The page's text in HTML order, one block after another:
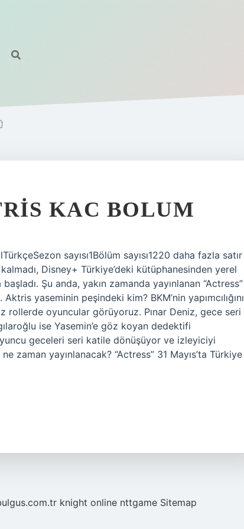
KAC BOLUM
sayısı1Bölüm sayısı1220 daha fazla satır
Disney+ Türkiye’deki kütüphanesinden yerel
Şu anda, yakın zamanda yayınlanan “Actress”
yaseminin peşindeki kim? BKM’nin yapımcılığını
oyuncular görüyoruz. Pınar Deniz, gece seri
ise Yasemin’e göz koyan dedektifi
geceleri seri katile dönüşüyor ve izleyiciyi
zaman yayınlanacak? “Actress” 31 Mayıs’ta Türkiye
knight online nttgame Sitemap